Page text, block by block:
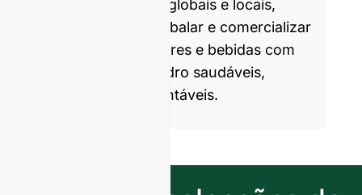
marcas parceiras globais e locais,
ajudando-as a embalar e comercializar
produtos alimentares e bebidas com
embalagens de vidro saudáveis,
atractivas e sustentáveis.